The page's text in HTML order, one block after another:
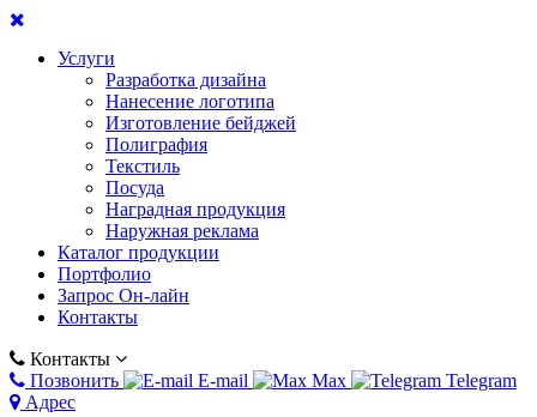
Услуги
Разработка дизайна
Нанесение логотипа
Изготовление бейджей
Полиграфия
Текстиль
Посуда
Наградная продукция
Наружная реклама
Каталог продукции
Портфолио
Запрос Он-лайн
Контакты
Контакты
Позвонить
E-mail Max
Telegram
Адрес